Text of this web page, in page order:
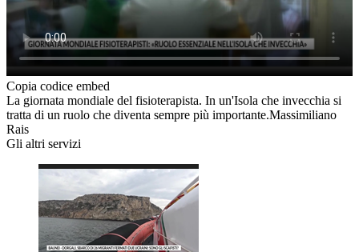
Copia codice embed
La giornata mondiale del fisioterapista. In un'Isola che invecchia si
tratta di un ruolo che diventa sempre più importante.Massimiliano
Rais
Gli altri servizi